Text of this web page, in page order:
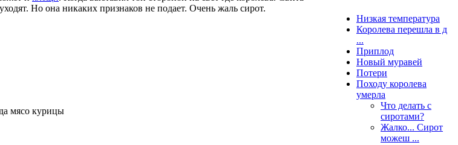
Но она никаких признаков не подает. Очень жаль сирот.
мясо курицы
Низкая температура
Королева перешла в д
...
Приплод
Новый муравей
Потери
Походу королева
умерла
Что делать с
сиротами?
Жалко... Сирот
можеш ...